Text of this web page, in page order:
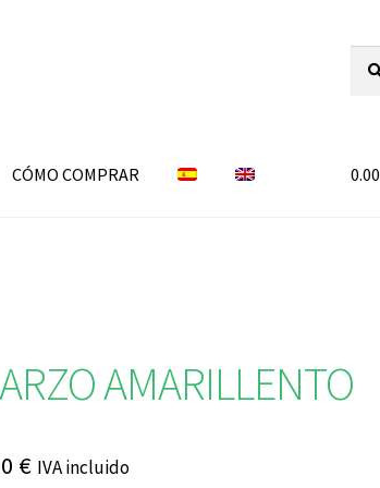
por:
CÓMO COMPRAR 0.00
AMARILLENTO
€ IVA incluido